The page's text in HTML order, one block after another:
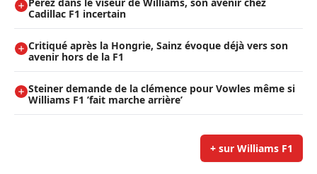
Perez dans le viseur de Williams, son avenir chez
Cadillac F1 incertain
Critiqué après la Hongrie, Sainz évoque déjà vers son
avenir hors de la F1
Steiner demande de la clémence pour Vowles même si
Williams F1 ’fait marche arrière’
+ sur Williams F1